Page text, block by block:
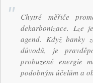
Chytré měřiče
dekarbonizace. Lze
agend. Když banky
důvodů, je
probuzené energie
podobným účelům a